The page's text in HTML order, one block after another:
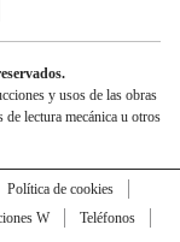
y usos de las obras
de lectura mecánica u otros
Política de cookies
W
Teléfonos